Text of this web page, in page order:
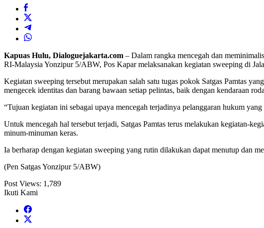
Kapuas Hulu, Dialoguejakarta.com – Dalam rangka mencegah dan
RI-Malaysia Yonzipur 5/ABW, Pos Kapar melaksanakan kegiatan sweeping di
Kegiatan sweeping tersebut merupakan salah satu tugas pokok Satgas Pamtas
mengecek identitas dan barang bawaan setiap pelintas, baik dengan kendaraan
“Tujuan kegiatan ini sebagai upaya mencegah terjadinya pelanggaran hukum
Untuk mencegah hal tersebut terjadi, Satgas Pamtas terus melakukan kegiatan-
minum-minuman keras.
Ia berharap dengan kegiatan sweeping yang rutin dilakukan dapat menutup dan
(Pen Satgas Yonzipur 5/ABW)
Post Views: 1,789
Ikuti Kami